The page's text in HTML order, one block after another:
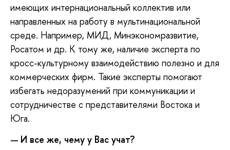
имеющих интернациональный коллектив или
направленных на работу в мультинациональной
среде. Например, МИД, Минэкономразвитие,
Росатом и др. К тому же, наличие эксперта по
кросс-культурному взаимодействию полезно и для
коммерческих фирм. Такие эксперты помогают
избегать недоразумений при коммуникации и
сотрудничестве с представителями Востока и
Юга.
— И все же, чему у Вас учат?